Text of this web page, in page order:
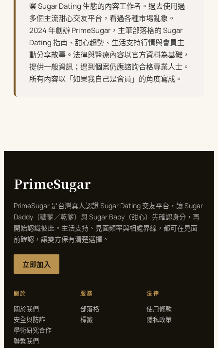
察 Sugar Dating 生態的內容工作者。過去使用過
多個主流甜心交友平台，看過各種市場亂象。
2024 年創辦 PrimeSugar，主筆部落格的 Sugar
Dating 指南、甜心趨勢、生活支持行情與會員主
動分享故事。法律與醫療內容以官方資料為基礎，
提供一般資訊；遇到個案仍應諮詢合格專業人士。
所有內容以「如果我自己是會員」的角度寫成。
PrimeSugar
PrimeSugar 是台灣真人認證 Sugar Dating 交友平台，讓 Sugar
Daddy（糖爹／乾爹）與 Sugar Baby（甜心）先確認身分，再
開始認識彼此。生活支持、見面頻率與相處界線，都可在見面
前確認，讓雙方保有清楚選擇。
立即加入
關於
關於我們
安全與防詐
學術研究合作
聯繫我們
服務
部落格
標籤
法律
使用條款
隱私政策